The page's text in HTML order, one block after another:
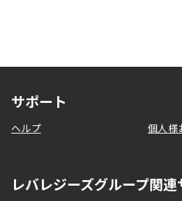
サポート
ヘルプ 個人様
レバレジーズグループ関